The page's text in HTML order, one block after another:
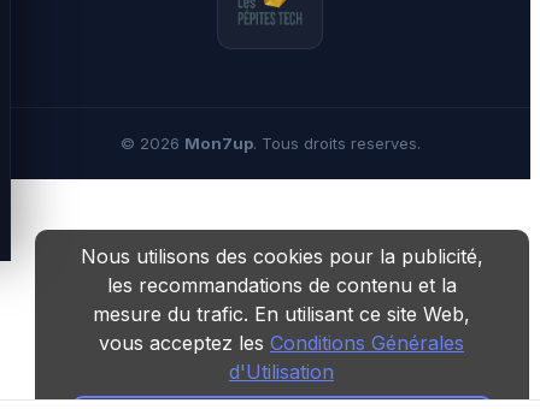
Nous utilisons des cookies pour la publicité,
les recommandations de contenu et la
mesure du trafic. En utilisant ce site Web,
vous acceptez les Conditions Générales
d'Utilisation
© 2026 Mon7up. Tous droits reserves.